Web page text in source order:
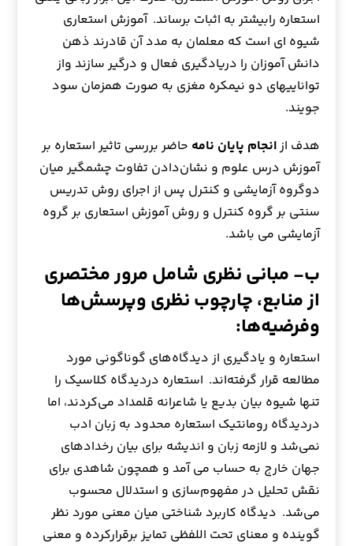
استعاره رابیشتر به اثبات برساند. آموزش استعاری
شیوه ای است که معلمان به مدد آن قادرند ذهن
دانش آموزان را دریادگیری فعال و درگیر سازند واز
تواناییهای دو نیمکره مغزی به صورت همزمان سود
جویند.
هدف ازانجام پایان نامه حاضر بررسی تاثیر استعاره بر
آموزش درس علوم و نشان‌دادن تفاوت چشمگیر میان
دوگروه آزمایشی و کنترل پس از اجرای روش تدریس
سنتی بر گروه کنترل و روش آموزش استعاری بر گروه
آزمایشی می باشد.
ب- مبانی نظری شامل مرور مختصری
از منابع، چارچوب نظری وپرسش‌ها
وفرضیه‌ها:
استعاره و یادگیری از دیدگاه‌های گوناگونی مورد
مطالعه قرار گرفته‌اند. استعاره دردیدگاه کلاسیک را
تنها شیوه بیان بدیع یا شاعرانه قلمداد می‌کردند، اما
دردیدگاه رومانتیک استعاره محدود به زبان ادب
نمی‌شد و لازمه زبان و اندیشه برای بیان رخدادهای
جهان خارج به حساب می آمد و همچون شاهدی برای
نقش تحلیل در مفهوم‌سازی و استدلال محسوب
می‌شد. دیدگاه کاربرد شناختی میان معنی مورد نظر
گوینده و معنای تحت اللفظی تمایز برقرار‌کرده و معنی